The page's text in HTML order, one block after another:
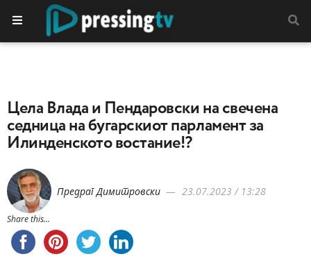
Цела Влада и Пендаровски на свечена
седница на бугарскиот парламент за
Илинденското востание!?
Предраг Димитровски 23.07.2023 / 13:28
Share this...